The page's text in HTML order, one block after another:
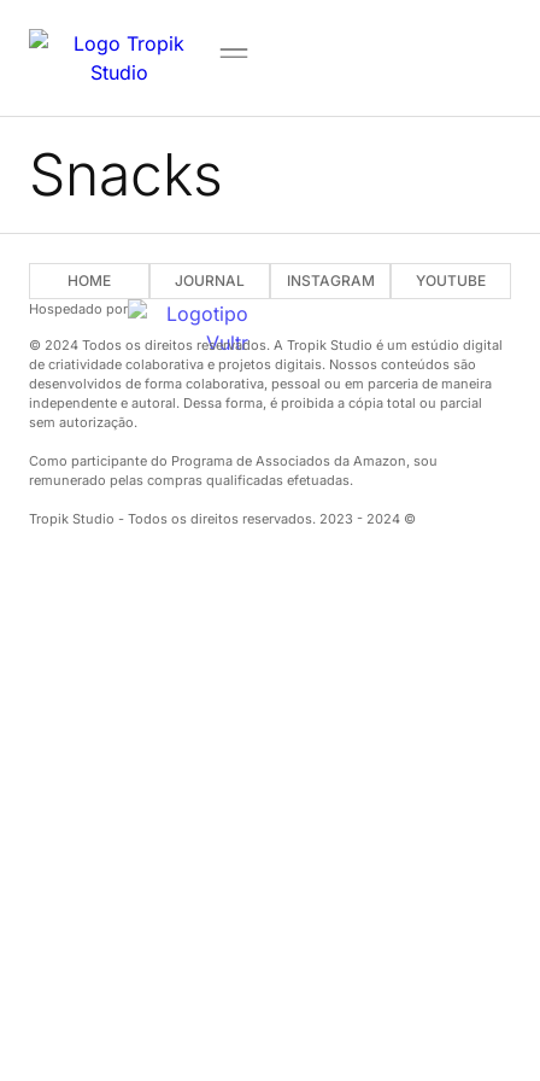
Snacks
HOME JOURNAL INSTAGRAM YOUTUBE
Hospedado por
© 2024 Todos os direitos reservados. A Tropik Studio é um estúdio digital
de criatividade colaborativa e projetos digitais. Nossos conteúdos são
desenvolvidos de forma colaborativa, pessoal ou em parceria de maneira
independente e autoral. Dessa forma, é proibida a cópia total ou parcial
sem autorização.
Como participante do Programa de Associados da Amazon, sou
remunerado pelas compras qualificadas efetuadas.
Tropik Studio - Todos os direitos reservados. 2023 - 2024 ©